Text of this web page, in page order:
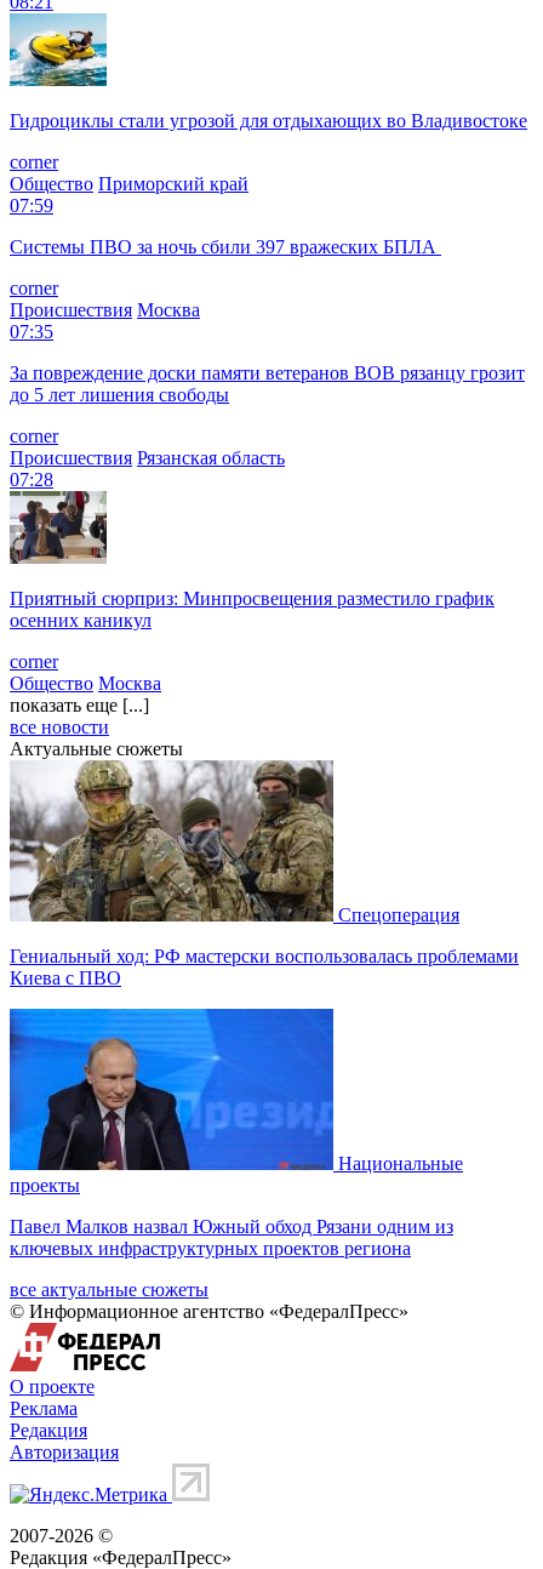
Гидроциклы стали угрозой для отдыхающих во Владивостоке
corner
Общество Приморский край
07:59
Системы ПВО за ночь сбили 397 вражеских БПЛА
corner
Происшествия Москва
07:35
За повреждение доски памяти ветеранов ВОВ рязанцу грозит
до 5 лет лишения свободы
corner
Происшествия Рязанская область
07:28
Приятный сюрприз: Минпросвещения разместило график
осенних каникул
corner
Общество Москва
показать еще [...]
все новости
Актуальные сюжеты
Спецоперация
Гениальный ход: РФ мастерски воспользовалась проблемами
Киева с ПВО
Национальные
проекты
Павел Малков назвал Южный обход Рязани одним из
ключевых инфраструктурных проектов региона
все актуальные сюжеты
© Информационное агентство «ФедералПресс»
О проекте
Реклама
Редакция
Авторизация
2007-2026 ©
Редакция «ФедералПресс»